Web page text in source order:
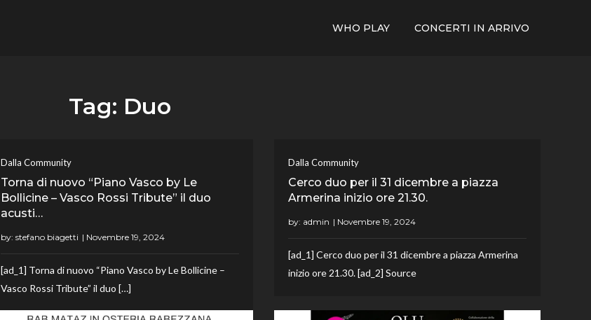
WHO PLAY CONCERTI IN ARRIVO
Tag: Duo
Dalla Community
Torna di nuovo “Piano Vasco by Le
Bollicine – Vasco Rossi Tribute” il duo
acusti…
by: stefano biagetti
[ad_1] Torna di nuovo “Piano Vasco by Le Bollicine –
Vasco Rossi Tribute” il duo […]
Dalla Community
Cerco duo per il 31 dicembre a piazza
Armerina inizio ore 21.30.
by: admin
[ad_1] Cerco duo per il 31 dicembre a piazza Armerina
inizio ore 21.30. [ad_2] Source